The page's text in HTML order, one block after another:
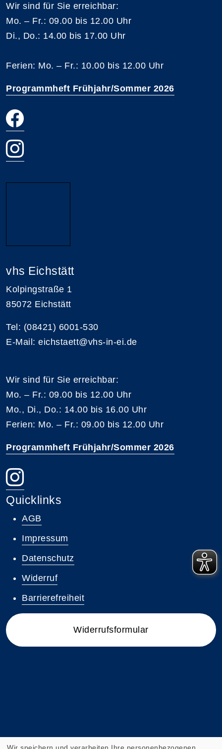
Wir sind für Sie erreichbar:
Mo. – Fr.: 09.00 bis 12.00 Uhr
Di., Do.: 14.00 bis 17.00 Uhr
Ferien: Mo. – Fr.: 10.00 bis 12.00 Uhr
Programmheft Frühjahr/Sommer 2026
vhs Eichstätt
Kolpingstraße 1
85072 Eichstätt
Tel: (08421) 6001-530
E-Mail: eichstaett@vhs-in-ei.de
Wir sind für Sie erreichbar:
Mo. – Fr.: 09.00 bis 12.00 Uhr
Mo., Di., Do.: 14.00 bis 16.00 Uhr
Ferien: Mo. – Fr.: 09.00 bis 12.00 Uhr
Programmheft Frühjahr/Sommer 2026
Quicklinks
AGB
Impressum
Datenschutz
Widerruf
Barrierefreiheit
Widerrufsformular